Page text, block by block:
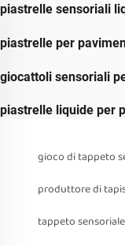
piastrelle sensoriali
piastrelle per
giocattoli sensoriali
piastrelle liquide per
gioco di tappeto
produttore di
tappeto